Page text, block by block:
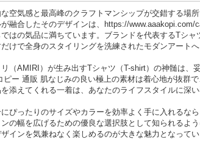
な空気感と最高峰のクラフトマンシップが交錯する場
が融合したそのデザインは、https://
ではの気品に満ちています。ブランドを代表するTシ
けで全身のスタイリングを洗練されたモダンアート
リ（AMIRI）が生み出すTシャツ（T-shirt）の神髄は
ピー 通販 肌なじみの良い極上の素材は着心地が抜群
添えてくれる一着は、あなたのライフスタイルに深
にぴったりのサイズやカラーを効率よく手に入れるな
ンの幅を広げるための優良な選択肢として知られるよ
インを気兼ねなく楽しめるのが大きな魅力となってい